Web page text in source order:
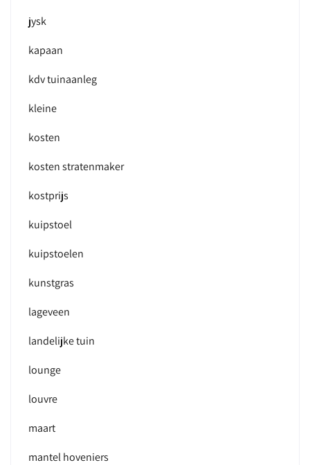
jysk
kapaan
kdv tuinaanleg
kleine
kosten
kosten stratenmaker
kostprijs
kuipstoel
kuipstoelen
kunstgras
lageveen
landelijke tuin
lounge
louvre
maart
mantel hoveniers